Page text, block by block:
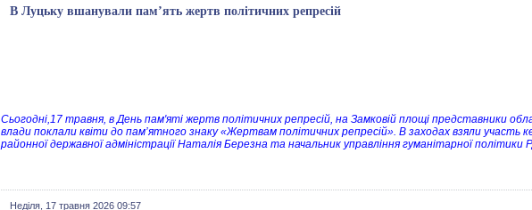
В Луцьку вшанували пам’ять жертв політичних репресій
Сьогодні,17 травня, в День пам'яті жертв політичних репресій, на Замковій площі представники
влади поклали квіти до пам’ятного знаку «Жертвам політичних репресій». В заходах взяли участь
районної державної адміністрації Наталія Березна та начальник управління гуманітарної політики
Неділя, 17 травня 2026 09:57